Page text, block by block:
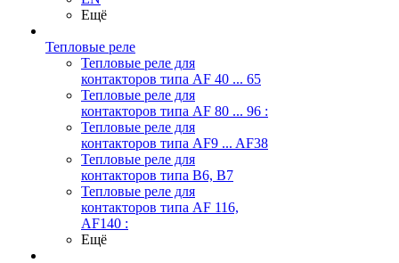
Ещё
Тепловые реле
Тепловые реле для
контакторов типа AF 40 ... 65
Тепловые реле для
контакторов типа AF 80 ... 96 :
Тепловые реле для
контакторов типа AF9 ... AF38
Тепловые реле для
контакторов типа В6, В7
Тепловые реле для
контакторов типа AF 116,
AF140 :
Ещё